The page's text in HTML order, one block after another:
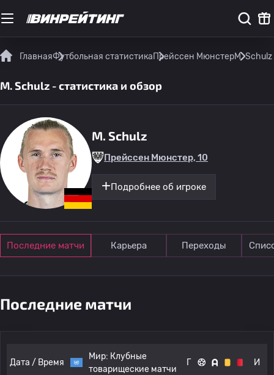
ГлавнаяФутбольная статистикаПрейссен МюнстерM.
M. Schulz - статистика и обзор
M. Schulz
Прейссен Мюнстер, 10
Подробнее об игроке
Последние матчи Карьера Переходы
Последние матчи
Дата / Время
Мир: Клубные
товарищеские матчи
Г И